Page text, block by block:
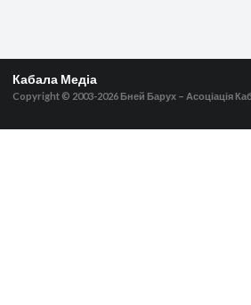
Кабала Медіа
Copyright © 2003-2026 Бней Барух – Асоціація